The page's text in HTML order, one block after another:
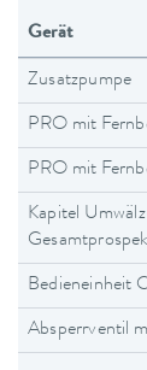
Gerät
Zusatzpumpe
PRO mit
PRO mit
Kapitel
Bedieneinheit
Absperrventil